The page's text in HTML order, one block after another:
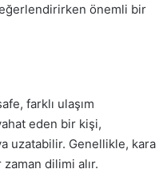
önemli bir
farklı ulaşım
eden bir kişi,
uzatabilir. Genellikle, kara
dilimi alır.